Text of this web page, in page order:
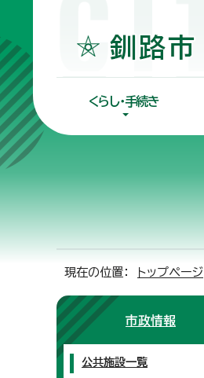
くらし・手続き
現在の位置： トップページ
市政情報
公共施設一覧